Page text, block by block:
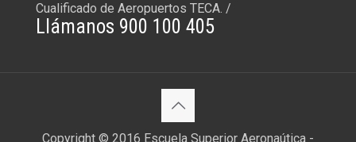
Cualificado de Aeropuertos TECA. /
Llámanos 900 100 405
Copyright © 2016 Escuela Superior Aeronaútica -